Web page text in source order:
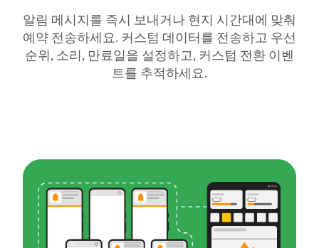
알림 메시지를 즉시 보내거나 현지 시간대에 맞춰
예약 전송하세요. 커스텀 데이터를 전송하고 우선
순위, 소리, 만료일을 설정하고, 커스텀 전환 이벤
트를 추적하세요.